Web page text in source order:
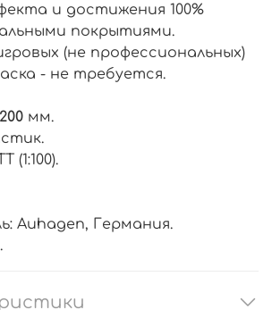
и достижения 100%
покрытиями.
(не профессиональных)
- не требуется.
200 мм.
(1:100).
Auhagen, Германия.